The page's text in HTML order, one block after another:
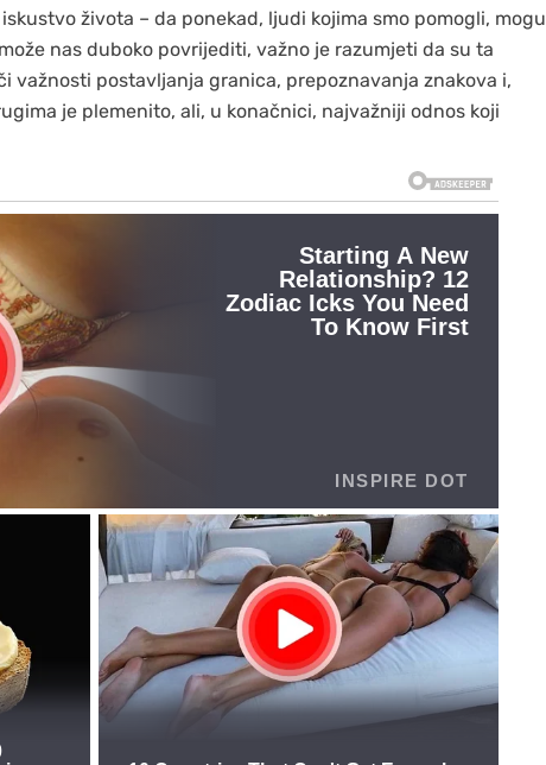
života – da ponekad, ljudi kojima smo pomogli, mogu
nas duboko povrijediti, važno je razumjeti da su ta
važnosti postavljanja granica, prepoznavanja znakova i,
je plemenito, ali, u konačnici, najvažniji odnos koji